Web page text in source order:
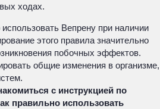
ходах.
Вепрену при наличии
этого правила значительно
побочных эффектов.
общие изменения в организме,
с инструкцией по
правильно использовать